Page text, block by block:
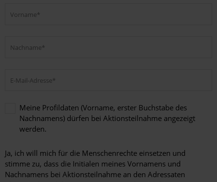
Meine Profildaten (Vorname, erster Buchstabe des
Nachnamens) dürfen bei Aktionsteilnahme angezeigt
werden.
Profildaten
(Vorname,
erster
Buchstabe
Ja, ich will mich für die Menschenrechte einsetzen und
stimme zu, dass die Initialen meines Vornamens und
Nachnamens bei Aktionsteilnahme an den Adressaten